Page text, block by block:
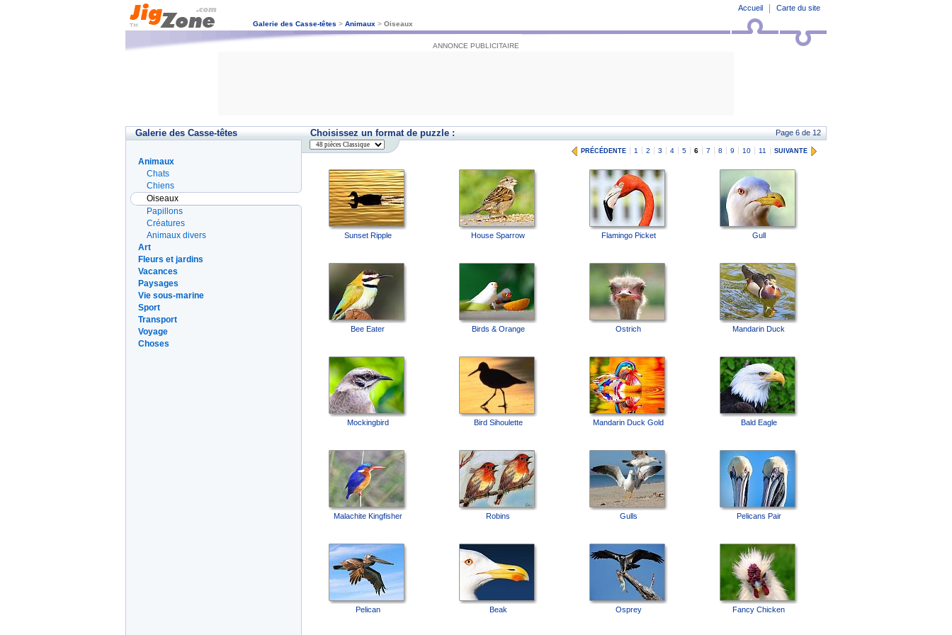
Carte du site
Accueil
Galerie des Casse-têtes >Animaux >Oiseaux
ANNONCE PUBLICITAIRE
Galerie des Casse-têtes Choisissez un format de puzzle : Page 6 de 12
PRÉCÉDENTE 1 2 3 4 5 6 7 8 9 10 11 SUIVANTE
Sunset Ripple House Sparrow Flamingo Picket Gull
Bee Eater Birds & Orange Ostrich Mandarin Duck
Mockingbird Bird Sihoulette Mandarin Duck Gold Bald Eagle
Malachite Kingfisher Robins Gulls Pelicans Pair
Pelican Beak Osprey Fancy Chicken
Animaux
Chats
Chiens
Oiseaux
Papillons
Créatures
Animaux divers
Art
Fleurs et jardins
Vacances
Paysages
Vie sous-marine
Sport
Transport
Voyage
Choses